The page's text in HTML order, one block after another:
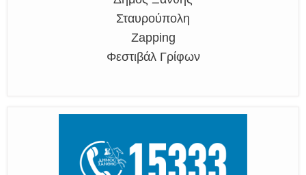
Σταυρούπολη
Zapping
Φεστιβάλ Γρίφων